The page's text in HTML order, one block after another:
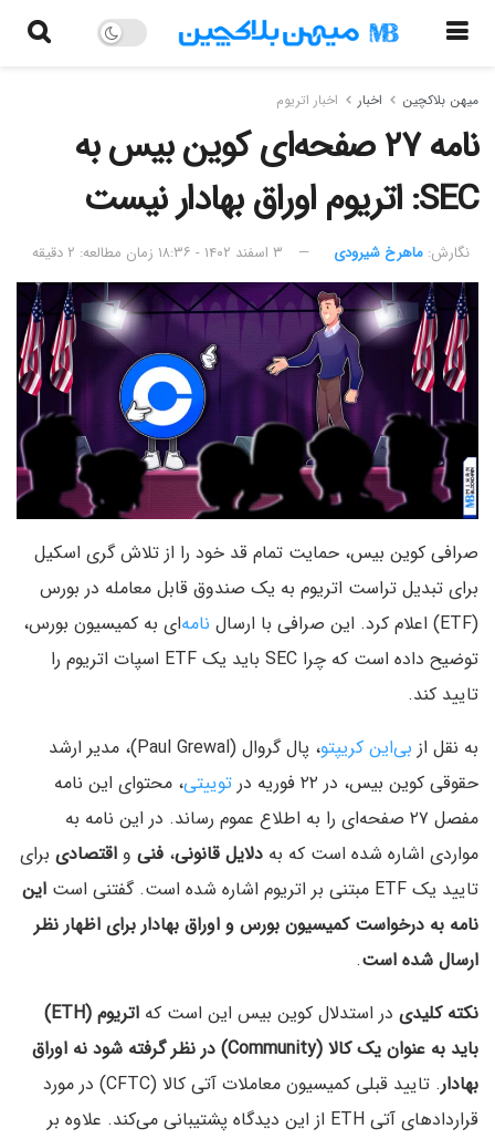
میهن بلاکچین اخبار اخبار اتریوم
نامه ۲۷ صفحه‌ای کوین بیس به
SEC: اتریوم اوراق بهادار نیست
نگارش:‌ ماهرخ شیرودی ۳ اسفند ۱۴۰۲ - ۱۸:۳۶ زمان مطالعه: ۲ دقیقه
صرافی کوین بیس، حمایت تمام قد خود را از تلاش گری اسکیل
برای تبدیل تراست اتریوم به یک صندوق قابل معامله در بورس
(ETF) اعلام کرد. این صرافی با ارسال
نامه‌ای به کمیسیون بورس،
توضیح داده است که چرا SEC باید یک ETF اسپات اتریوم را
تایید کند.
به نقل از بی‌این کریپتو
، پال گروال (Paul Grewal)، مدیر ارشد
حقوقی کوین بیس، در ۲۲ فوریه در
توییتی، محتوای این نامه‌
مفصل ۲۷ صفحه‌ای را به اطلاع عموم رساند. در این نامه به
مواردی اشاره شده است که به دلایل قانونی، فنی و اقتصادی برای
تایید یک ETF مبتنی بر اتریوم اشاره شده است. گفتنی است
این
نامه به درخواست کمیسیون بورس و اوراق بهادار برای اظهار نظر
ارسال شده است.
نکته کلیدی در استدلال کوین بیس این است که
اتریوم (ETH)
باید به عنوان یک کالا (Community) در نظر گرفته شود
نه اوراق
بهادار
. تایید قبلی کمیسیون معاملات آتی کالا (CFTC) در مورد
قراردادهای آتی ETH از این دیدگاه پشتیبانی می‌کند. علاوه بر